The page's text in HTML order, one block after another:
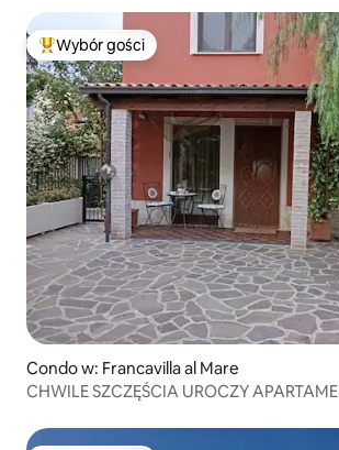
Najpopularniejsze z kategorii Wybór gości
Wybór gości
Condo w: Francavilla al Mare
CHWILE SZCZĘŚCIA UROCZY APARTAMENT W